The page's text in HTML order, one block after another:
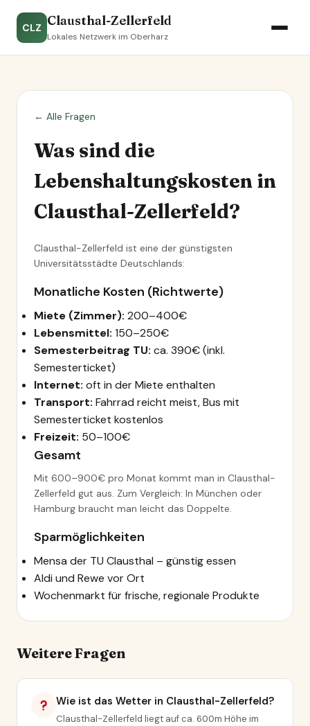
CLZ Clausthal-Zellerfeld
Lokales Netzwerk im Oberharz
← Alle Fragen
Was sind die
Lebenshaltungskosten in
Clausthal-Zellerfeld?
Clausthal-Zellerfeld ist eine der günstigsten
Universitätsstädte Deutschlands:
Monatliche Kosten (Richtwerte)
Miete (Zimmer): 200–400€
Lebensmittel: 150–250€
Semesterbeitrag TU: ca. 390€ (inkl.
Semesterticket)
Internet: oft in der Miete enthalten
Transport: Fahrrad reicht meist, Bus mit
Semesterticket kostenlos
Freizeit: 50–100€
Gesamt
Mit 600–900€ pro Monat kommt man in Clausthal-
Zellerfeld gut aus. Zum Vergleich: In München oder
Hamburg braucht man leicht das Doppelte.
Sparmöglichkeiten
Mensa der TU Clausthal – günstig essen
Aldi und Rewe vor Ort
Wochenmarkt für frische, regionale Produkte
Weitere Fragen
Wie ist das Wetter in Clausthal-Zellerfeld?
Clausthal-Zellerfeld liegt auf ca. 600m Höhe im